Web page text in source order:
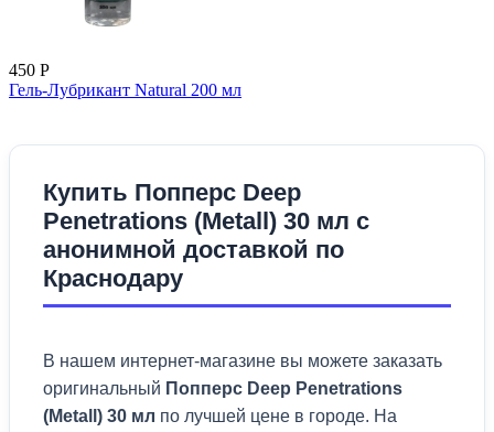
450 Р
Гель-Лубрикант Natural 200 мл
Купить Попперс Deep
Penetrations (Metall) 30 мл с
анонимной доставкой по
Краснодару
В нашем интернет-магазине вы можете заказать
оригинальный Попперс Deep Penetrations
(Metall) 30 мл по лучшей цене в городе. На